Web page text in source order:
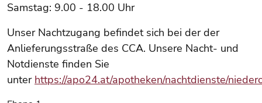
Samstag: 9.00 - 18.00 Uhr
Unser Nachtzugang befindet sich bei der der
Anlieferungsstraße des CCA. Unsere Nacht- und
Notdienste finden Sie
unter https://apo24.at/apotheken/nachtdienste/